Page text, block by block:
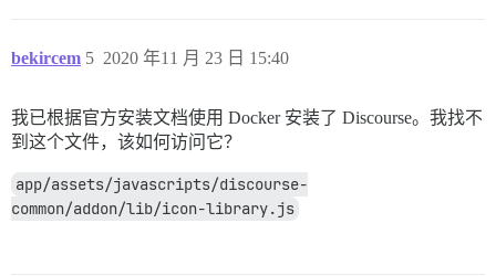
bekircem 2020 年11 月 23 日 15:40
5
我已根据官方安装文档使用 Docker 安装了 Discourse。我找不
到这个文件，该如何访问它？
app/assets/javascripts/discourse-
common/addon/lib/icon-library.js